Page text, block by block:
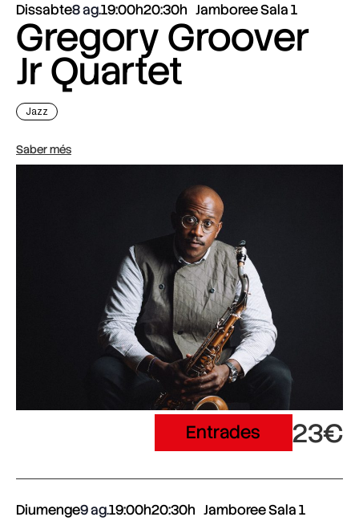
Dissabte8 ag.19:00h20:30h Jamboree Sala 1
Gregory Groover
Jr Quartet
Jazz
Saber més
Entrades 23€
Diumenge9 ag.19:00h20:30h Jamboree Sala 1